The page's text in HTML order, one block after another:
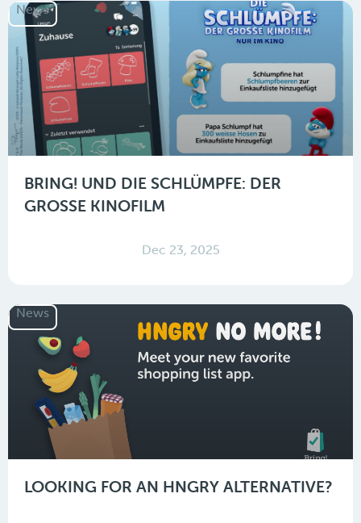
News
BRING! UND DIE SCHLÜMPFE: DER
GROSSE KINOFILM
Dec 23, 2025
News
LOOKING FOR AN HNGRY ALTERNATIVE?